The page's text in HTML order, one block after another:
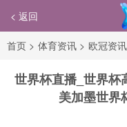
< 返回
首页 > 体育资讯 > 欧冠资讯
世界杯直播_世界杯
美加墨世界